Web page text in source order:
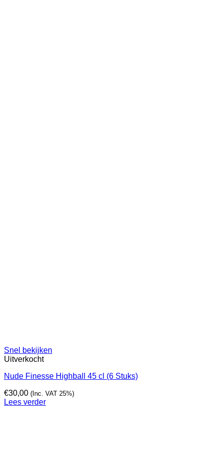
Snel bekijken
Uitverkocht
Nude Finesse Highball 45 cl (6 Stuks)
€30,00 (Inc. VAT 25%)
Lees verder